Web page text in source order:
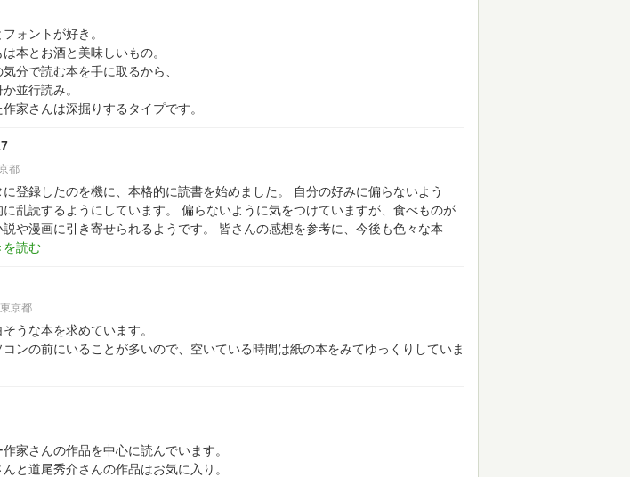
ォントが好き。
本とお酒と美味しいもの。
分で読む本を手に取るから、
並行読み。
家さんは深掘りするタイプです。
都
登録したのを機に、本格的に読書を始めました。
自分の好みに偏らないよう
乱読するようにしています。
偏らないように気をつけていますが、食べものが
や漫画に引き寄せられるようです。
皆さんの感想を参考に、今後も色々な本
東京都
うな本を求めています。
ンの前にいることが多いので、空いている時間は紙の本をみてゆっくりしていま
作家さんの作品を中心に読んでいます。
と道尾秀介さんの作品はお気に入り。